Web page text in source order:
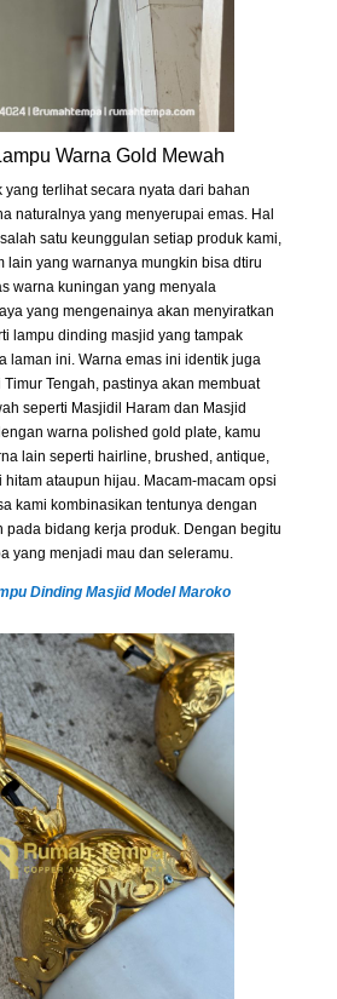
Warna Gold Mewah
yang terlihat secara nyata dari bahan
naturalnya yang menyerupai emas. Hal
satu keunggulan setiap produk kami,
lain yang warnanya mungkin bisa dtiru
warna kuningan yang menyala
yang mengenainya akan menyiratkan
lampu dinding masjid yang tampak
laman ini. Warna emas ini identik juga
Tengah, pastinya akan membuat
seperti Masjidil Haram dan Masjid
warna polished gold plate, kamu
lain seperti hairline, brushed, antique,
ataupun hijau. Macam-macam opsi
kami kombinasikan tentunya dengan
pada bidang kerja produk. Dengan begitu
yang menjadi mau dan seleramu.
Dinding Masjid Model Maroko